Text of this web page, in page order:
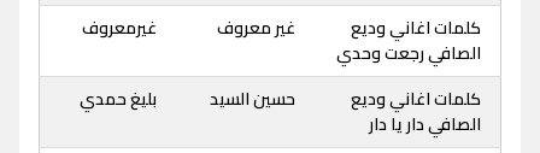
كلمات اغاني وديع
الصافي رجعت وحدي
غير معروف غيرمعروف
كلمات اغاني وديع
الصافي دار يا دار
حسين السيد بليغ حمدي